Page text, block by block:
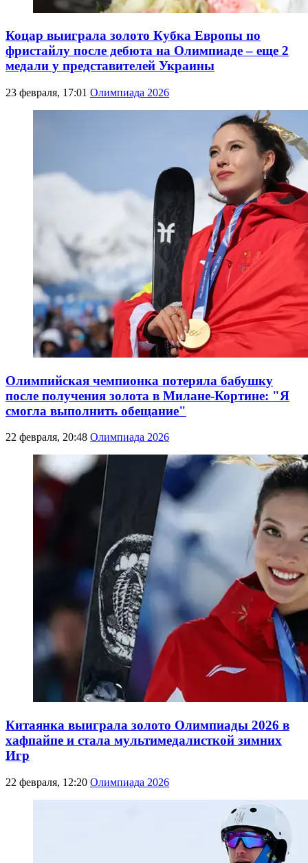
Коцар выиграла золото Кубка Европы по
фристайлу после дебюта на Олимпиаде – еще 2
медали у представителей Украины
23 февраля, 17:01 Олимпиада 2026
Олимпийская чемпионка потеряла бабушку
после получения золота в Милане-Кортине: "Я
смогла выполнить обещание"
22 февраля, 20:48 Олимпиада 2026
Китаянка выиграла золото Олимпиады 2026 в
хафпайпе и стала мультимедалисткой зимних
Игр
22 февраля, 12:20 Олимпиада 2026